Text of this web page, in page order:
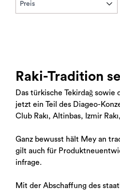
Preis
Raki-Tradition
Das türkische Tekirdağ
jetzt ein Teil des Diageo-
Club Rakı, Altinbas, Izmir
Ganz bewusst hält Mey an
gilt auch für
infrage.
Mit der Abschaffung des